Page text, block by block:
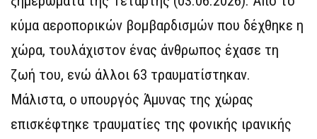
κύμα αεροπορικών βομβαρδισμών που δέχθηκε η
χώρα, τουλάχιστον ένας άνθρωπος έχασε τη
ζωή του, ενώ άλλοι 63 τραυματίστηκαν.
Μάλιστα, ο υπουργός Άμυνας της χώρας
επισκέφτηκε τραυματίες της φονικής ιρανικής